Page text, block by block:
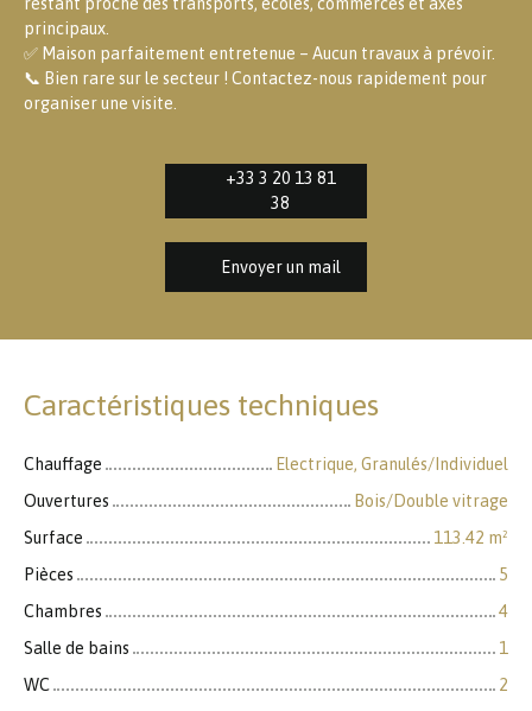
restant proche des transports, écoles, commerces et axes
principaux.
✅ Maison parfaitement entretenue – Aucun travaux à prévoir.
📞 Bien rare sur le secteur ! Contactez-nous rapidement pour
organiser une visite.
+33 3 20 13 81
38
Envoyer un mail
Caractéristiques techniques
Chauffage
Electrique, Granulés/Individuel
Ouvertures
Bois/Double vitrage
Surface
113.42 m²
Pièces
5
Chambres
4
Salle de bains
1
WC
2